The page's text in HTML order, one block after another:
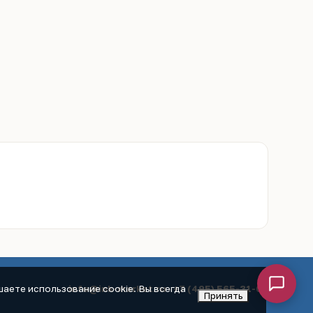
info@ink-market.ru·+7 (495) 565-31-09
использование cookie. Вы всегда
Принять